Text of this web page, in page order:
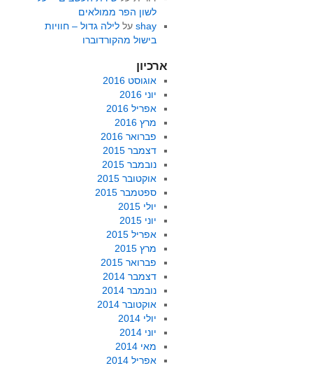
לשון הפר ממולאים
shayעל לילה גדול – חוויות
בישול מהקורדוברו
ארכיון
אוגוסט 2016
יוני 2016
אפריל 2016
מרץ 2016
פברואר 2016
דצמבר 2015
נובמבר 2015
אוקטובר 2015
ספטמבר 2015
יולי 2015
יוני 2015
אפריל 2015
מרץ 2015
פברואר 2015
דצמבר 2014
נובמבר 2014
אוקטובר 2014
יולי 2014
יוני 2014
מאי 2014
אפריל 2014